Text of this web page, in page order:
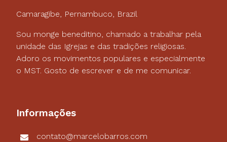
Camaragibe, Pernambuco, Brazil
Sou monge beneditino, chamado a trabalhar pela
unidade das Igrejas e das tradições religiosas.
Adoro os movimentos populares e especialmente
o MST. Gosto de escrever e de me comunicar.
Informações
contato@marcelobarros.com